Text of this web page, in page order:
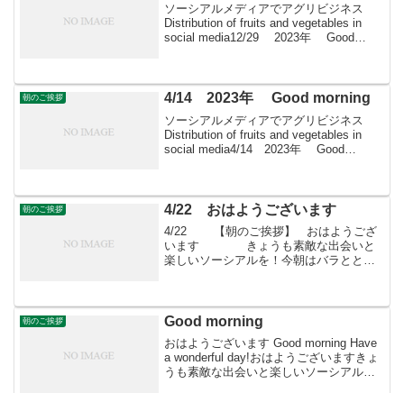
ソーシアルメディアでアグリビジネス
Distribution of fruits and vegetables in
social media12/29 2023年 Good
朝のご挨拶 4/14 2023年 Good morning
ソーシアルメディアでアグリビジネス
Distribution of fruits and vegetables in
social media4/14 2023年 Good
朝のご挨拶 4/22 おはようございます
4/22 【朝のご挨拶】 おはようござ
います きょうも素敵な出会いと
楽しいソーシアルを！今朝はバラととも
朝のご挨拶 Good morning
おはようございます Good morning Have
a wonderful day!おはようございますきょ
うも素敵な出会いと楽しいソーシアル